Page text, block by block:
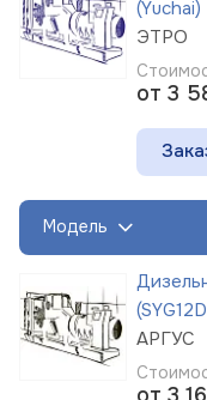
(Yuchai)
ЭТРО
от 3
Модель
АРГУС